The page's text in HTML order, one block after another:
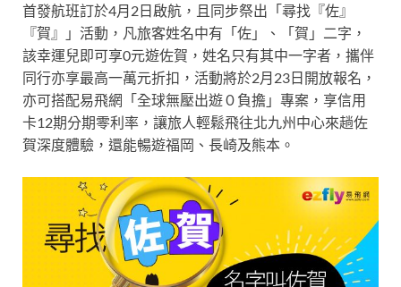
首發航班訂於4月2日啟航，且同步祭出「尋找『佐』
『賀』」活動，凡旅客姓名中有「佐」、「賀」二字，
該幸運兒即可享0元遊佐賀，姓名只有其中一字者，攜伴
同行亦享最高一萬元折扣，活動將於2月23日開放報名，
亦可搭配易飛網「全球無壓出遊０負擔」專案，享信用
卡12期分期零利率，讓旅人輕鬆飛往北九州中心來趟佐
賀深度體驗，還能暢遊福岡、長崎及熊本。